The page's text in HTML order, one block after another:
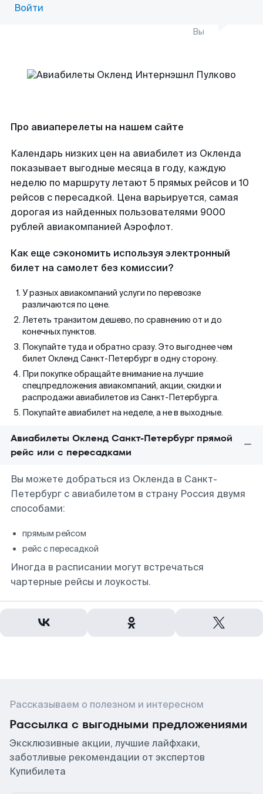
Войти
Вы
Про авиаперелеты на нашем сайте
Календарь низких цен на авиабилет из Окленда
показывает выгодные месяца в году, каждую
неделю по маршруту летают 5 прямых рейсов и 10
рейсов с пересадкой. Цена варьируется, самая
дорогая из найденных пользователями 9000
рублей авиакомпанией Аэрофлот.
Как еще сэкономить используя электронный
билет на самолет без комиссии?
У разных авиакомпаний услуги по перевозке
различаются по цене.
Лететь транзитом дешево, по сравнению от и до
конечных пунктов.
Покупайте туда и обратно сразу. Это выгоднее чем
билет Окленд Санкт-Петербург в одну сторону.
При покупке обращайте внимание на лучшие
спецпредложения авиакомпаний, акции, скидки и
распродажи авиабилетов из Санкт-Петербурга.
Покупайте авиабилет на неделе, а не в выходные.
Авиабилеты Окленд Санкт-Петербург прямой
рейс или с пересадками
Вы можете добраться из Окленда в Санкт-
Петербург с авиабилетом в страну Россия двумя
способами:
прямым рейсом
рейс с пересадкой
Иногда в расписании могут встречаться
чартерные рейсы и лоукосты.
Рассказываем о полезном и интересном
Рассылка с выгодными предложениями
Эксклюзивные акции, лучшие лайфхаки,
заботливые рекомендации от экспертов
Купибилета